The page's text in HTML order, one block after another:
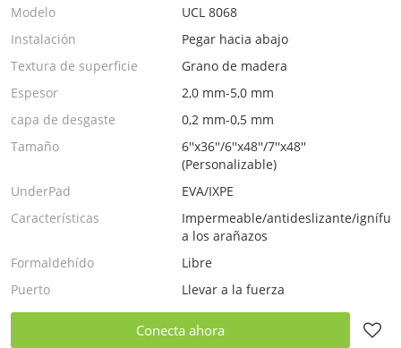
Modelo
UCL 8068
Instalación
Pegar hacia abajo
Textura de superficie
Grano de madera
Espesor
2,0 mm-5,0 mm
capa de desgaste
0,2 mm-0,5 mm
Tamaño
6''x36''/6''x48''/7''x48''
(Personalizable)
UnderPad
EVA/IXPE
Características
Impermeable/antideslizante/
a los arañazos
Formaldehído
Libre
Puerto
Llevar a la fuerza
Conecta ahora